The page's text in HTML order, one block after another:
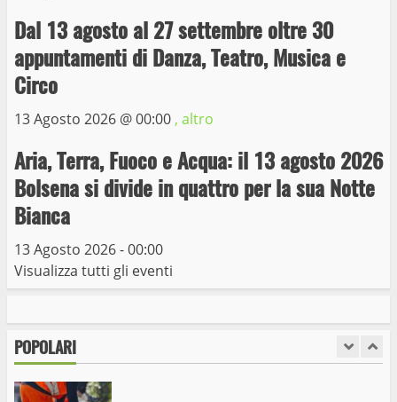
Dal 13 agosto al 27 settembre oltre 30
appuntamenti di Danza, Teatro, Musica e
Circo
13 Agosto 2026 @00:00, altro
Aria, Terra, Fuoco e Acqua: il 13 agosto 2026
Bolsena si divide in quattro per la sua Notte
Bianca
13 Agosto 2026 - 00:00
Visualizza tutti gli eventi
POPOLARI
6
Trasporto pubblico locale, trasferimento
15 Giugno 2023
Giochi Sportivi Studenteschi di Atletica a
Viterbo
I Carabinieri arrestano due giovani per
stupefacenti